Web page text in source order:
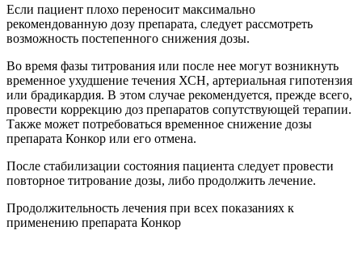
Если пациент плохо переносит максимально
рекомендованную дозу препарата, следует рассмотреть
возможность постепенного снижения дозы.
Во время фазы титрования или после нее могут возникнуть
временное ухудшение течения ХСН, артериальная гипотензия
или брадикардия. В этом случае рекомендуется, прежде всего,
провести коррекцию доз препаратов сопутствующей терапии.
Также может потребоваться временное снижение дозы
препарата Конкор или его отмена.
После стабилизации состояния пациента следует провести
повторное титрование дозы, либо продолжить лечение.
Продолжительность лечения при всех показаниях к
применению препарата Конкор